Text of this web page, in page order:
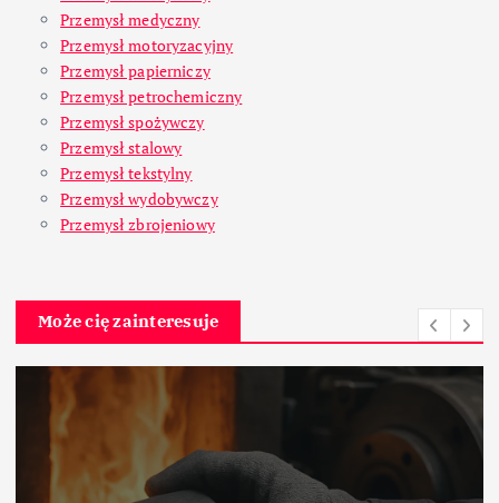
Przemysł medyczny
Przemysł motoryzacyjny
Przemysł papierniczy
Przemysł petrochemiczny
Przemysł spożywczy
Przemysł stalowy
Przemysł tekstylny
Przemysł wydobywczy
Przemysł zbrojeniowy
Może cię zainteresuje